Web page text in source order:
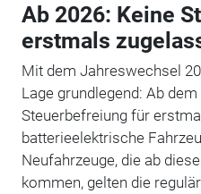
Ab 2026: Keine
erstmals
Mit dem Jahreswechsel
Lage grundlegend: Ab
Steuerbefreiung für
batterieelektrische
Neufahrzeuge, die ab
kommen, gelten die